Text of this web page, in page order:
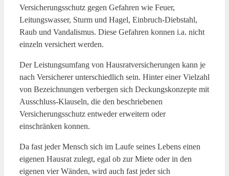
Versicherungsschutz gegen Gefahren wie Feuer,
Leitungswasser, Sturm und Hagel, Einbruch-Diebstahl,
Raub und Vandalismus. Diese Gefahren konnen i.a. nicht
einzeln versichert werden.
Der Leistungsumfang von Hausratversicherungen kann je
nach Versicherer unterschiedlich sein. Hinter einer Vielzahl
von Bezeichnungen verbergen sich Deckungskonzepte mit
Ausschluss-Klauseln, die den beschriebenen
Versicherungsschutz entweder erweitern oder
einschränken konnen.
Da fast jeder Mensch sich im Laufe seines Lebens einen
eigenen Hausrat zulegt, egal ob zur Miete oder in den
eigenen vier Wänden, wird auch fast jeder sich